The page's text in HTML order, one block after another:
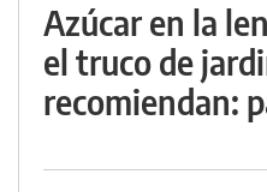
Azúcar en la
el truco de
recomiendan: